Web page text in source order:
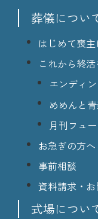
葬儀につい
はじめて喪
これから終
エンディ
めめんと
月刊フュ
お急ぎの方へ
事前相談
資料請求・
式場につい